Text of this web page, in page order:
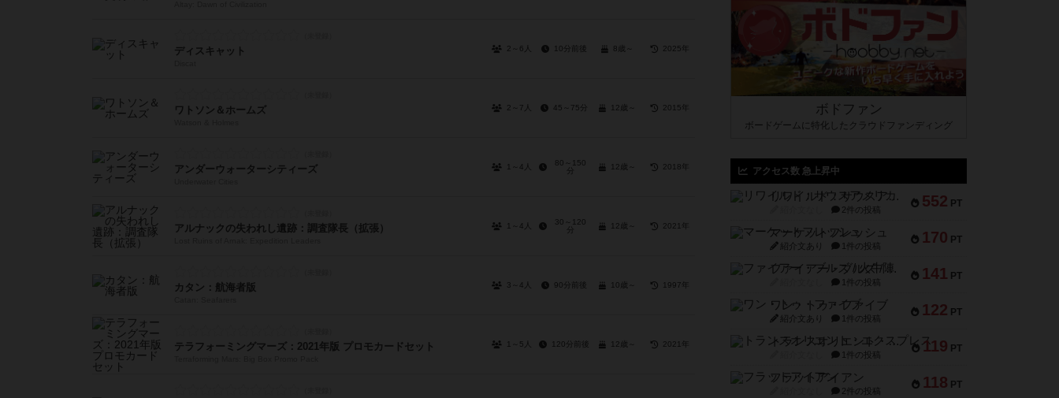
ディスキャット 2～6人 10分前後 8歳～ 2025年
ワトソン＆ホームズ 2～7人 45～75分 12歳～ 2015年
アンダーウォーターシティーズ 1～4人
80～150
分
12歳～ 2018年
アルナックの失われし遺跡：調査隊長（拡張） 1～4人
30～120
分
12歳～ 2021年
カタン：航海者版 3～4人 90分前後 10歳～ 1997年
テラフォーミングマーズ：2021年版 プロモカードセット 1～5人 120分前後 12歳～ 2021年
ボドファン
ボードゲームに特化したクラウドファンディング
アクセス数 急上昇中
552 PT
リワイルド：サウスアメリカ
2件の投稿
170 PT
マーケットフレッシュ
紹介文あり 1件の投稿
141 PT
ファイアー・ブルズ / 火牛陣
1件の投稿
122 PT
ワン・トゥ・ファイブ
紹介文あり 1件の投稿
119 PT
トランスオリエント・エクスプレス
1件の投稿
118 PT
フラットアイアン
2件の投稿